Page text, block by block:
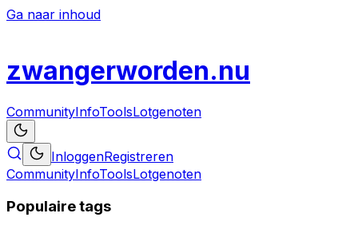
Ga naar inhoud
zwangerworden.nu
CommunityInfoToolsLotgenoten
InloggenRegistreren
CommunityInfoToolsLotgenoten
Populaire tags